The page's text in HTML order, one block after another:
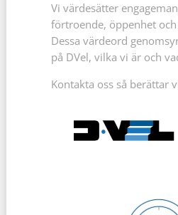
Vi värdesätter
förtroende, öppenhet
Dessa värdeord
på DVel, vilka vi är och
Kontakta oss så berättar